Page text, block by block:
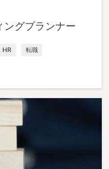
ングプランナー
HR 転職